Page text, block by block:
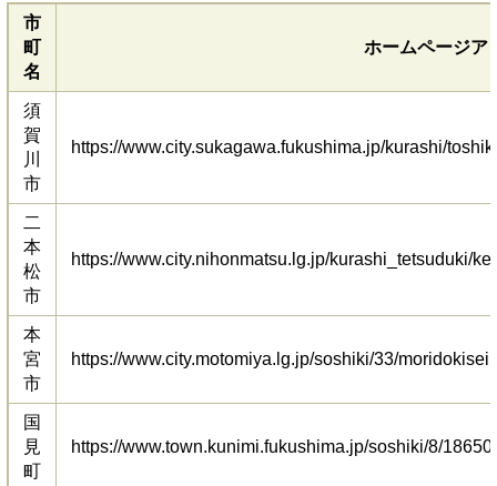
市
町
名
ホームページア
須
賀
川
市
https://www.city.sukagawa.fukushima.jp/kurashi/
二
本
松
市
https://www.city.nihonmatsu.lg.jp/kurashi_tetsuduki/
本
宮
市
https://www.city.motomiya.lg.jp/soshiki/33/
国
見
町
https://www.town.kunimi.fukushima.jp/soshiki/8/